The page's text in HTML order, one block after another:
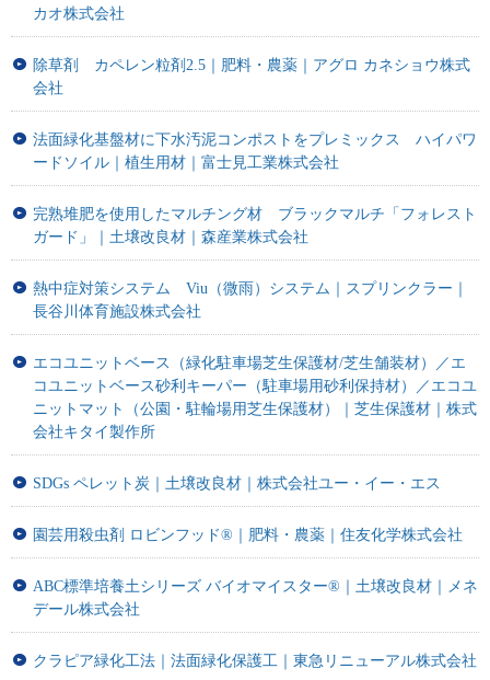
カオ株式会社
除草剤 カペレン粒剤2.5｜肥料・農薬｜アグロ カネショウ株式
会社
法面緑化基盤材に下水汚泥コンポストをプレミックス ハイパワ
ードソイル｜植生用材｜富士見工業株式会社
完熟堆肥を使用したマルチング材 ブラックマルチ「フォレスト
ガード」｜土壌改良材｜森産業株式会社
熱中症対策システム Viu（微雨）システム｜スプリンクラー｜
長谷川体育施設株式会社
エコユニットベース（緑化駐車場芝生保護材/芝生舗装材）／エ
コユニットベース砂利キーパー（駐車場用砂利保持材）／エコユ
ニットマット（公園・駐輪場用芝生保護材）｜芝生保護材｜株式
会社キタイ製作所
SDGs ペレット炭｜土壌改良材｜株式会社ユー・イー・エス
園芸用殺虫剤 ロビンフッド®｜肥料・農薬｜住友化学株式会社
ABC標準培養土シリーズ バイオマイスター®｜土壌改良材｜メネ
デール株式会社
クラピア緑化工法｜法面緑化保護工｜東急リニューアル株式会社